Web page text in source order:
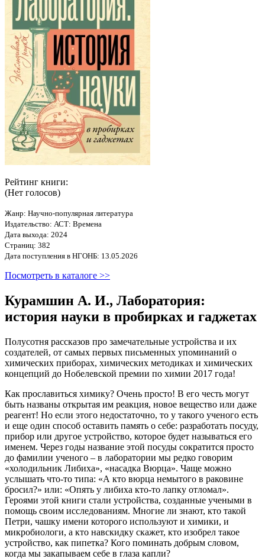
Рейтинг книги:
(Нет голосов)
Жанр: Научно-популярная литература
Издательство: АСТ: Времена
Дата выхода: 2024
Страниц: 382
Дата поступления в НГОНБ: 13.05.2026
Посмотреть в каталоге >>
Курамшин А. И., Лаборатория:
история науки в пробирках и гаджетах
Полусотня рассказов про замечательные устройства и их
создателей, от самых первых письменных упоминаний о
химических приборах, химических методиках и химических
концепций до Нобелевской премии по химии 2017 года!
Как прославиться химику? Очень просто! В его честь могут
быть названы открытая им реакция, новое вещество или даже
реагент! Но если этого недостаточно, то у такого ученого есть
и еще один способ оставить память о себе: разработать посуду,
прибор или другое устройство, которое будет называться его
именем. Через годы название этой посуды сократится просто
до фамилии ученого – в лаборатории мы редко говорим
«холодильник Либиха», «насадка Вюрца». Чаще можно
услышать что-то типа: «А кто вюрца немытого в раковине
бросил?» или: «Опять у либиха кто-то лапку отломал».
Героями этой книги стали устройства, созданные учеными в
помощь своим исследованиям. Многие ли знают, кто такой
Петри, чашку имени которого используют и химики, и
микробиологи, а кто навскидку скажет, кто изобрел такое
устройство, как пипетка? Кого поминать добрым словом,
когда мы закапываем себе в глаза капли?